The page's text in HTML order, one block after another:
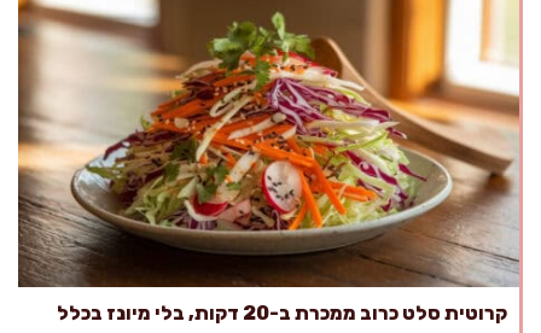
קרוטית סלט כרוב ממכרת ב-20 דקות, בלי מיונז בכלל